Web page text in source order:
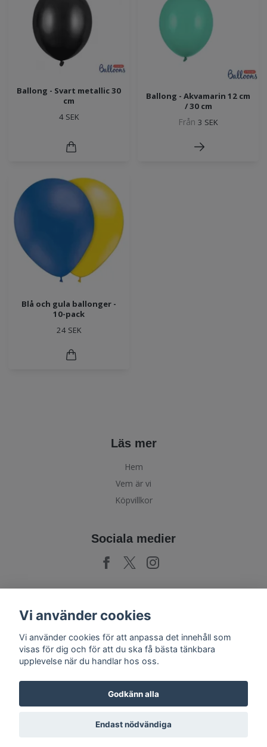
Ballong - Svart metallic 30
cm
4 SEK
Ballong - Akvamarin 12 cm
/ 30 cm
Från 3 SEK
Blå och gula ballonger -
10-pack
24 SEK
Läs mer
Hem
Vem är vi
Köpvillkor
Sociala medier
Prenumerera
Vi använder cookies
Vi använder cookies för att anpassa det innehåll som
visas för dig och för att du ska få bästa tänkbara
upplevelse när du handlar hos oss.
Godkänn alla
Endast nödvändiga